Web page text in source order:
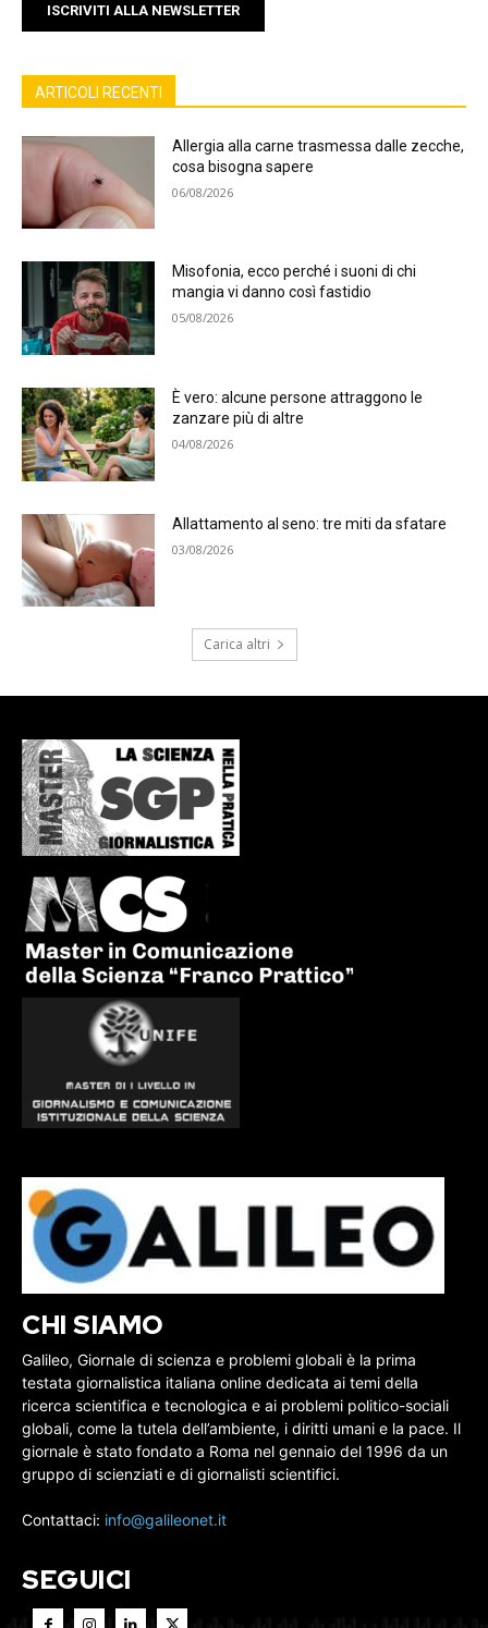
ISCRIVITI ALLA NEWSLETTER
ARTICOLI RECENTI
Allergia alla carne trasmessa dalle zecche,
cosa bisogna sapere
06/08/2026
Misofonia, ecco perché i suoni di chi
mangia vi danno così fastidio
05/08/2026
È vero: alcune persone attraggono le
zanzare più di altre
04/08/2026
Allattamento al seno: tre miti da sfatare
03/08/2026
Carica altri
CHI SIAMO
Galileo, Giornale di scienza e problemi globali è la prima
testata giornalistica italiana online dedicata ai temi della
ricerca scientifica e tecnologica e ai problemi politico-sociali
globali, come la tutela dell’ambiente, i diritti umani e la pace. Il
giornale è stato fondato a Roma nel gennaio del 1996 da un
gruppo di scienziati e di giornalisti scientifici.
Contattaci: info@galileonet.it
SEGUICI